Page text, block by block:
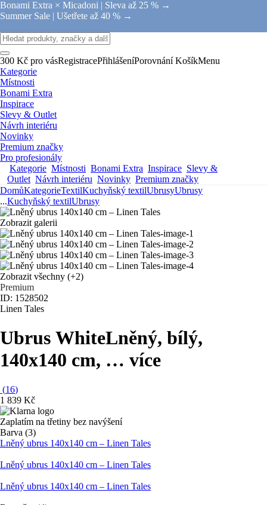
Bonami Extra × Micadoni | Sleva až 25 % →
Summer Sale | Ušetřete až 40 % →
300 Kč pro vásRegistracePřihlášeníPorovnání KošíkMenu
Kategorie
Místnosti
Bonami Extra
Inspirace
Slevy & Outlet
Návrh interiéru
Novinky
Premium značky
Pro profesionály
Kategorie Místnosti Bonami Extra Inspirace Slevy &
Outlet Návrh interiéru Novinky Premium značky
DomůKategorieTextilKuchyňský textilUbrusyUbrusy
...Kuchyňský textilUbrusy
Zobrazit galerii
Zobrazit všechny (+2)
Premium
ID: 1528502
Linen Tales
Ubrus WhiteLněný, bílý,
140x140 cm, … více
(16)
1 839 Kč
Zaplatím na třetiny bez navýšení
Barva (3)
Lněný ubrus 140x140 cm – Linen Tales
Lněný ubrus 140x140 cm – Linen Tales
Lněný ubrus 140x140 cm – Linen Tales